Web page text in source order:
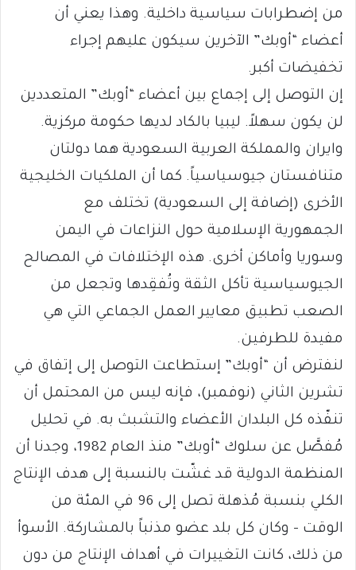
من إضطرابات سياسية داخلية. وهذا يعني أن
أعضاء “أوبك” الآخرين سيكون عليهم إجراء
تخفيضات أكبر.
إن التوصل إلى إجماع بين أعضاء “أوبك” المتعددين
لن يكون سهلاً. ليبيا بالكاد لديها حكومة مركزية.
وايران والمملكة العربية السعودية هما دولتان
متنافستان جيوسياسياً. كما أن الملكيات الخليجية
الأخرى (إضافة إلى السعودية) تختلف مع
الجمهورية الإسلامية حول النزاعات في اليمن
وسوريا وأماكن أخرى. هذه الإختلافات في المصالح
الجيوسياسية تأكل الثقة وتُفقِدها وتجعل من
الصعب تطبيق معايير العمل الجماعي التي هي
مفيدة للطرفين.
لنفترض أن “أوبك” إستطاعت التوصل إلى إتفاق في
تشرين الثاني (نوفمبر)، فإنه ليس من المحتمل أن
تنفّذه كل البلدان الأعضاء والتشبث به. في تحليل
مُفصَّل عن سلوك “أوبك” منذ العام 1982، وجدنا أن
المنظمة الدولية قد غشّت بالنسبة إلى هدف الإنتاج
الكلي بنسبة مُذهلة تصل إلى 96 في المئة من
الوقت – وكان كل بلد عضو مذنباً بالمشاركة. الأسوأ
من ذلك، كانت التغييرات في أهداف الإنتاج من دون